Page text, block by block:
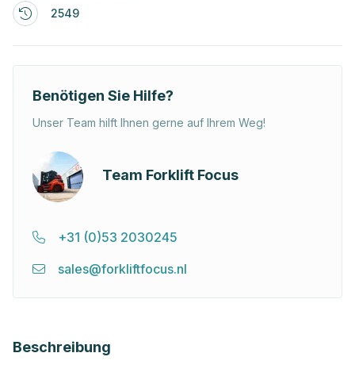
2549
Benötigen Sie Hilfe?
Unser Team hilft Ihnen gerne auf Ihrem Weg!
Team Forklift Focus
+31 (0)53 2030245
sales@forkliftfocus.nl
Beschreibung